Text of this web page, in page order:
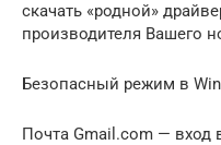
скачать «родной»
производителя Вашего
Безопасный режим в
Почта Gmail.com — вход